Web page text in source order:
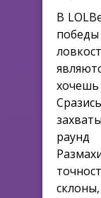
В
раунд